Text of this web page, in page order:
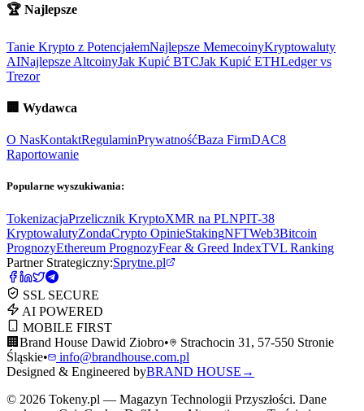
🏆 Najlepsze
Tanie Krypto z PotencjałemNajlepsze MemecoinyKryptowaluty
AINajlepsze AltcoinyJak Kupić BTCJak Kupić ETHLedger vs
Trezor
🏢 Wydawca
O NasKontaktRegulaminPrywatnośćBaza FirmDAC8
Raportowanie
Popularne wyszukiwania:
TokenizacjaPrzelicznik KryptoXMR na PLNPIT-38
KryptowalutyZondaCrypto OpinieStakingNFTWeb3Bitcoin
PrognozyEthereum PrognozyFear & Greed IndexTVL Ranking
Partner Strategiczny:Sprytne.pl
SSL SECURE
AI POWERED
MOBILE FIRST
🏢 Brand House Dawid Ziobro•
Strachocin 31, 57-550 Stronie
Śląskie•
info@brandhouse.com.pl
Designed & Engineered byBRAND HOUSE →
© 2026 Tokeny.pl — Magazyn Technologii Przyszłości. Dane